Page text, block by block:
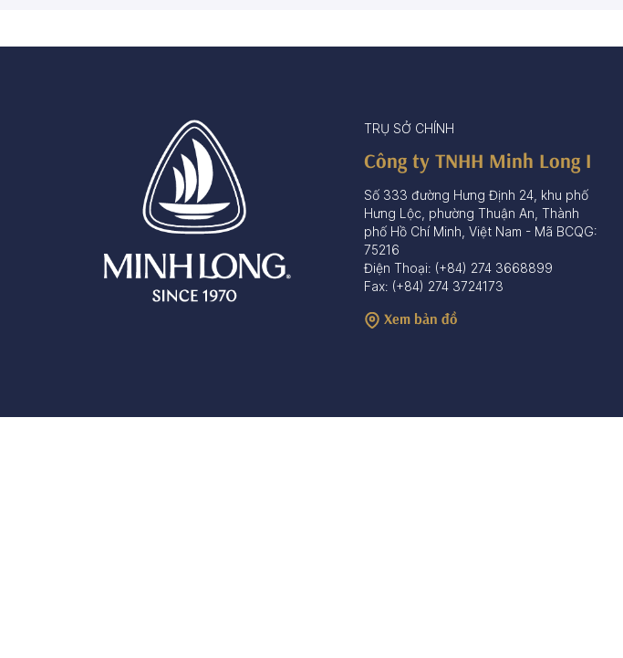
TRỤ SỞ CHÍNH
Công ty TNHH Minh Long I
Số 333 đường Hưng Định 24, khu phố
Hưng Lộc, phường Thuận An, Thành
phố Hồ Chí Minh, Việt Nam - Mã BCQG:
75216
Điện Thoại: (+84) 274 3668899
Fax: (+84) 274 3724173
Xem bản đồ